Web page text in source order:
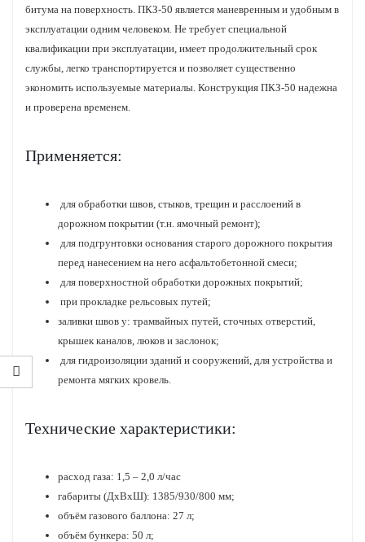
битума на поверхность. ПКЗ-50 является маневренным и удобным в
эксплуатации одним человеком. Не требует специальной
квалификации при эксплуатации, имеет продолжительный срок
службы, легко транспортируется и позволяет существенно
экономить используемые материалы. Конструкция ПКЗ-50 надежна
и проверена временем.
Применяется:
для обработки швов, стыков, трещин и расслоений в
дорожном покрытии (т.н. ямочный ремонт);
для подгрунтовки основания старого дорожного покрытия
перед нанесением на него асфальтобетонной смеси;
для поверхностной обработки дорожных покрытий;
при прокладке рельсовых путей;
заливки швов у: трамвайных путей, сточных отверстий,
крышек каналов, люков и заслонок;
для гидроизоляции зданий и сооружений, для устройства и
ремонта мягких кровель.
Технические характеристики:
расход газа: 1,5 – 2,0 л/час
габариты (ДхВхШ): 1385/930/800 мм;
объём газового баллона: 27 л;
объём бункера: 50 л;